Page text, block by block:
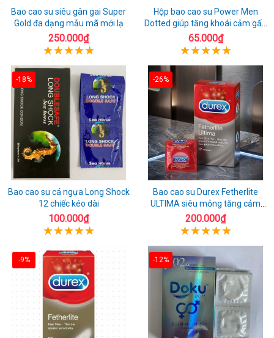
Bao cao su siêu gân gai Super
Gold đa dạng mẫu mã mới lạ
250.000₫
Hộp bao cao su Power Men
Dotted giúp tăng khoái cảm gấp
đôi
65.000₫
-18%
Bao cao su cá ngựa Long Shock
12 chiếc kéo dài
100.000₫
-26%
Bao cao su Durex Fetherlite
ULTIMA siêu mỏng tăng cảm
giác
200.000₫
-9% -12%